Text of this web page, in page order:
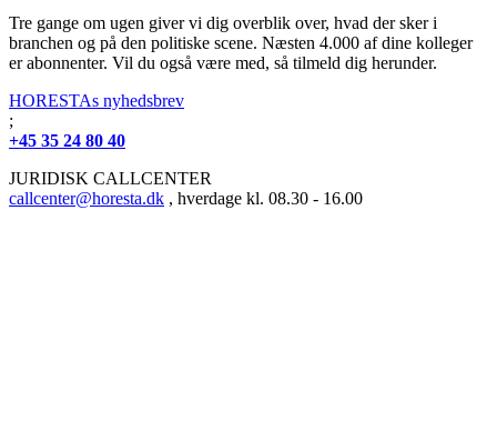
Tre gange om ugen giver vi dig overblik over, hvad der sker i
branchen og på den politiske scene. Næsten 4.000 af dine kolleger
er abonnenter. Vil du også være med, så tilmeld dig herunder.
HORESTAs nyhedsbrev
;
+45 35 24 80 40
JURIDISK CALLCENTER
callcenter@horesta.dk , hverdage kl. 08.30 - 16.00